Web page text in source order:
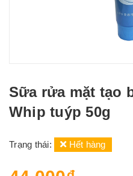
Sữa rửa mặt tạo
Whip tuýp 50g
Trạng thái: Hết hàng